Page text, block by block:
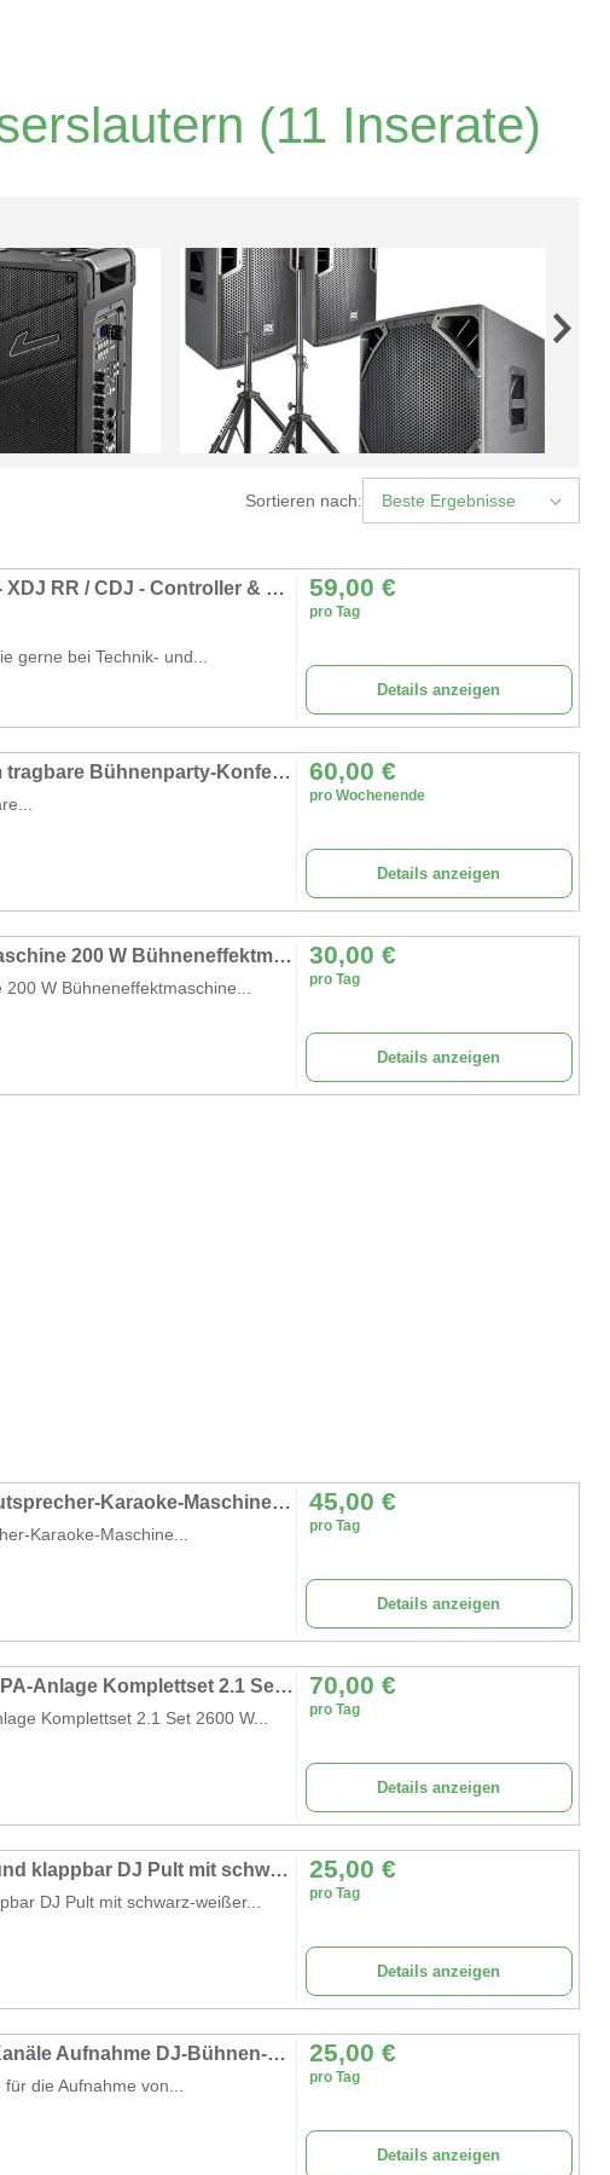
(11 Inserate)
Sortieren nach: Beste Ergebnisse
Mieten: Pioneer DJ Set / Equipment - XDJ RR / CDJ - Controller & Mischpult
gerne bei Technik- und...
59,00 €
pro Tag
Details anzeigen
Konfetti-Werfer Konfettikanone 10 m tragbare Bühnenparty-Konfetti-Maschine Salutpistole Schnipsel 60,00 €
pro Wochenende
Details anzeigen
Flammenprojektor Flammeneffektmaschine 200 W Bühneneffektmaschine Flammenwerfer Feuermaschine DJ
W Bühneneffektmaschine...
30,00 €
pro Tag
Details anzeigen
PA Anlage System 3-Wege-Außenlautsprecher-Karaoke-Maschine wiederaufladbares tragbares Bluetooth 5
Karaoke-Maschine...
45,00 €
pro Tag
Details anzeigen
PA Soundsystem DJ-Box Set aktive PA-Anlage Komplettset 2.1 Set 2600 W DJ System
Komplettset 2.1 Set 2600 W...
70,00 €
pro Tag
Details anzeigen
DJ Pult Klappbarer DJ-Tisch mobil und klappbar DJ Pult mit schwarz-weißer Verzierung
DJ Pult mit schwarz-weißer...
25,00 €
pro Tag
Details anzeigen
Professioneller Mixer Mischpult 12 Kanäle Aufnahme DJ-Bühnen-Karaoke-DSP-Effektor mit USB Laufwerk
die Aufnahme von...
25,00 €
pro Tag
Details anzeigen